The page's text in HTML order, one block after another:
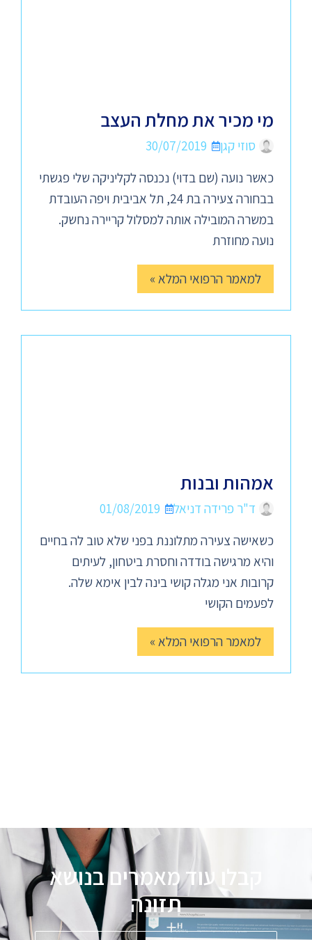
מי מכיר את מחלת העצב
סוזי קגן
30/07/2019
כאשר נועה (שם בדוי) נכנסה לקליניקה שלי פגשתי
בבחורה צעירה בת 24, תל אביבית ויפה העובדת
במשרה המובילה אותה למסלול קריירה נחשק.
נועה מחוזרת
למאמר הרפואי המלא »
אמהות ובנות
ד"ר פרידה דניאל
01/08/2019
כשאישה צעירה מתלוננת בפני שלא טוב לה בחיים
והיא מרגישה בודדה וחסרת ביטחון, לעיתים
קרובות אני מגלה קושי בינה לבין אימא שלה.
לפעמים הקושי
למאמר הרפואי המלא »
קבלו עוד מאמרים בנושא
תזונה